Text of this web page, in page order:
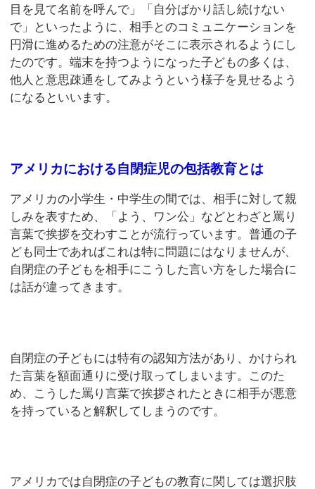
目を見て名前を呼んで」「自分ばかり話し続けない
で」といったように、相手とのコミュニケーションを
円滑に進めるための注意がそこに表示されるようにし
たのです。端末を持つようになった子どもの多くは、
他人と意思疎通をしてみようという様子を見せるよう
になるといいます。
アメリカにおける自閉症児の包括教育とは
アメリカの小学生・中学生の間では、相手に対して親
しみを表すため、「よう、ワン公」などとわざと罵り
言葉で挨拶を交わすことが流行っています。普通の子
ども同士であればこれは特に問題にはなりませんが、
自閉症の子どもを相手にこうした言い方をした場合に
は話が違ってきます。
自閉症の子どもには特有の認知方法があり、かけられ
た言葉を額面通りに受け取ってしまいます。このた
め、こうした罵り言葉で挨拶されたときに相手が悪意
を持っていると解釈してしまうのです。
アメリカでは自閉症の子どもの教育に関しては選択肢